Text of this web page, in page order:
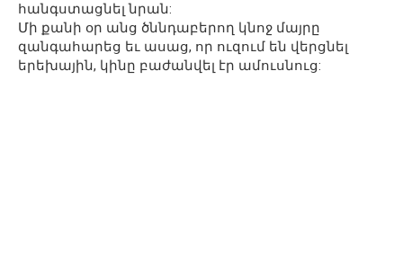
հանգստացնել նրան:
Մի քանի օր անց ծննդաբերող կնոջ մայրը
զանգահարեց եւ ասաց, որ ուզում են վերցնել
երեխային, կինը բաժանվել էր ամուսնուց: